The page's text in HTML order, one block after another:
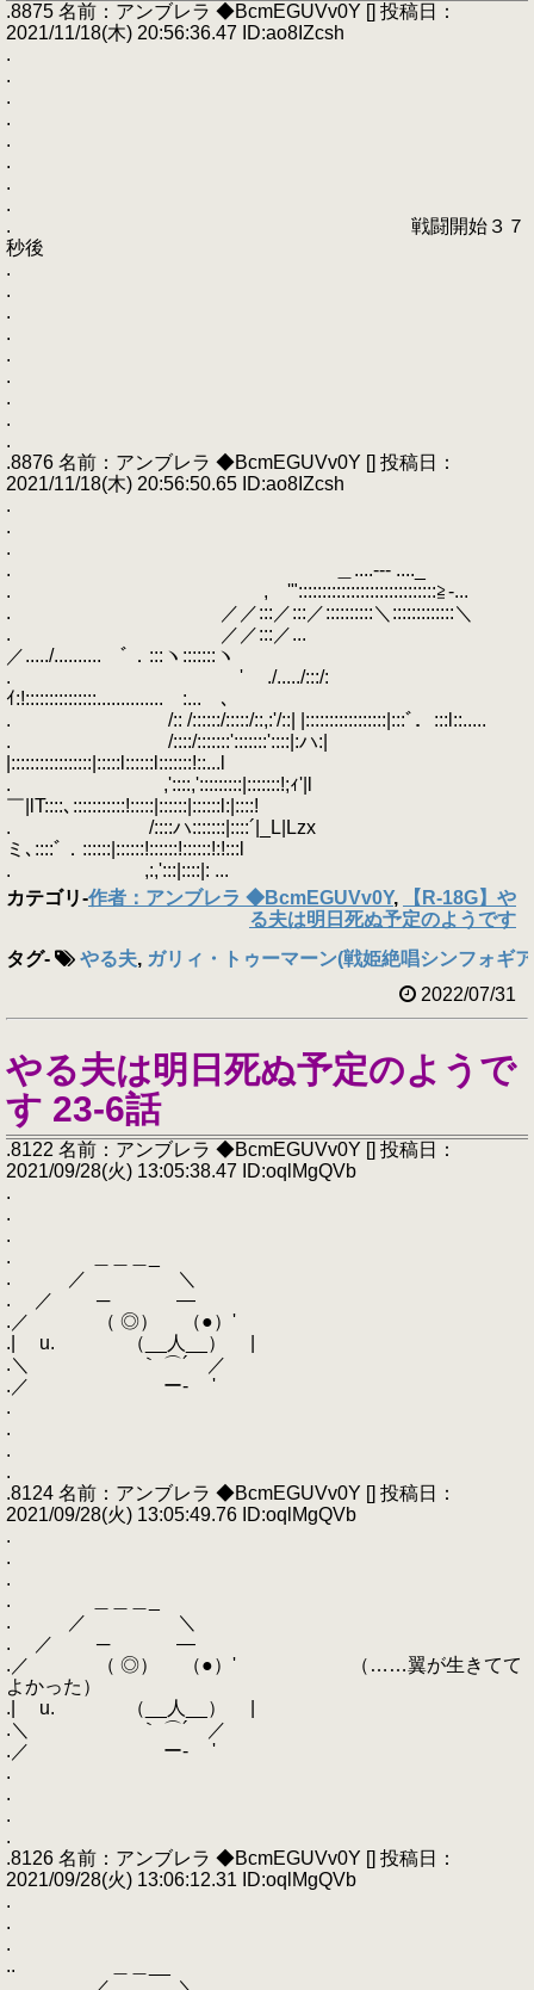
.8875 名前：アンブレラ ◆BcmEGUVv0Y [] 投稿日：
2021/11/18(木) 20:56:36.47 ID:ao8IZcsh
.
.
.
.
.
.
.
.
. 戦闘開始３７
秒後
.
.
.
.
.
.
.
.
.
.8876 名前：アンブレラ ◆BcmEGUVv0Y [] 投稿日：
2021/11/18(木) 20:56:50.65 ID:ao8IZcsh
.
.
.
. ＿....--- ...._
. , '":::::::::::::::::::::::::::::≧-...
. ／／:::／:::／::::::::::＼:::::::::::::＼
. ／／:::／...
／...../.......... ﾞ．:::ヽ:::::::ヽ
. ' ./...../:::/:
ｲ:!:::::::::::::::.............. :... 、
. /:: /::::::/:::::/::,:'/::| |:::::::::::::::::|:::ﾞ．:::l::.....
. /::::/:::::::':::::::'::::|:ハ:|
|:::::::::::::::::|:::::l::::::l:::::::!::...l
. ,'::::,':::::::::|:::::::!;ｨ'|l
￣|lT::::､:::::::::::!:::::|::::::|::::::l:|::::!
. /::::ハ:::::::|::::´|_L|Lzx
ミ､::::ﾞ．::::::|::::::!::::::!::::::!:!:::l
. ,:,':::|::::|: ...
カテゴリ-作者：アンブレラ ◆BcmEGUVv0Y,
【R-18G】や
る夫は明日死ぬ予定のようです
タグ- やる夫, ガリィ・トゥーマーン(戦姫絶唱シンフォギ
2022/07/31
やる夫は明日死ぬ予定のようで
す 23-6話
.8122 名前：アンブレラ ◆BcmEGUVv0Y [] 投稿日：
2021/09/28(火) 13:05:38.47 ID:oqlMgQVb
.
.
.
. ＿＿＿_
. ／ ＼
. ／ ─ ―
.／ （ ◎） （●）'
.| u. （__人__） |
.＼ ｀ ⌒´ ／
.／ ー‐ '
.
.
.
.
.8124 名前：アンブレラ ◆BcmEGUVv0Y [] 投稿日：
2021/09/28(火) 13:05:49.76 ID:oqlMgQVb
.
.
.
. ＿＿＿_
. ／ ＼
. ／ ─ ―
.／ （ ◎） （●）' （……翼が生きてて
よかった）
.| u. （__人__） |
.＼ ｀ ⌒´ ／
.／ ー‐ '
.
.
.
.
.8126 名前：アンブレラ ◆BcmEGUVv0Y [] 投稿日：
2021/09/28(火) 13:06:12.31 ID:oqlMgQVb
.
.
.
.. ＿＿__